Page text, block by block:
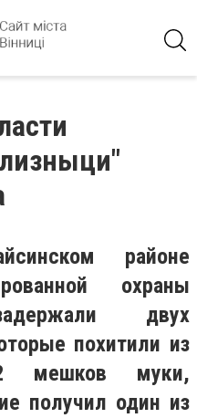
районе
охраны
двух
похитили из
мешков муки,
получил один из